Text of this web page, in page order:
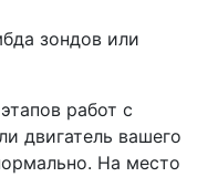
зондов или
работ с
двигатель вашего
На место